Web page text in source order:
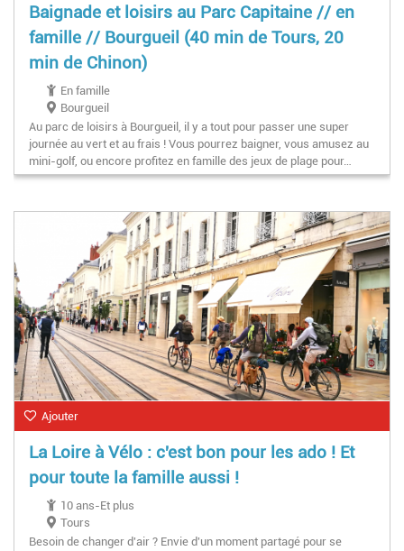
Baignade et loisirs au Parc Capitaine // en
famille // Bourgueil (40 min de Tours, 20
min de Chinon)
En famille
Bourgueil
Au parc de loisirs à Bourgueil, il y a tout pour passer une super
journée au vert et au frais ! Vous pourrez baigner, vous amusez au
mini-golf, ou encore profitez en famille des jeux de plage pour…
Ajouter
La Loire à Vélo : c'est bon pour les ado ! Et
pour toute la famille aussi !
10 ans-Et plus
Tours
Besoin de changer d'air ? Envie d'un moment partagé pour se